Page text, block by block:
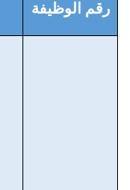
رقم الوظيفة